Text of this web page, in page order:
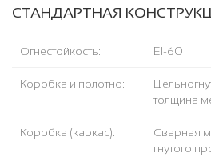
СТАНДАРТНАЯ
Огнестойкость: EI-60
Коробка и полотно:
толщина
Коробка (каркас):
Сварная
гнутого